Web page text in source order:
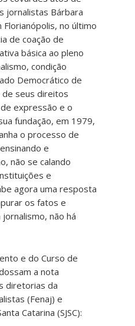
jornalistas Bárbara
no último
de coação de
básica ao pleno
condição
Democrático de
seus direitos
expressão e o
fundação, em 1979,
o processo de
e
não se calando
e
agora uma resposta
os fatos e
não há
e do Curso de
a nota
diretorias da
(Fenaj) e
Catarina (SJSC):